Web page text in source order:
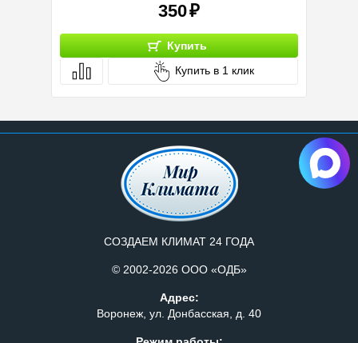
350
Купить
Купить в 1 клик
СОЗДАЕМ КЛИМАТ 24 ГОДА
© 2002-2026 ООО «ОДБ»
Адрес:
Воронеж, ул. Донбасская, д. 40